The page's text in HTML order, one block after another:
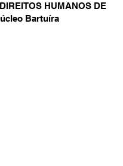
HUMANOS DE
Bartuíra